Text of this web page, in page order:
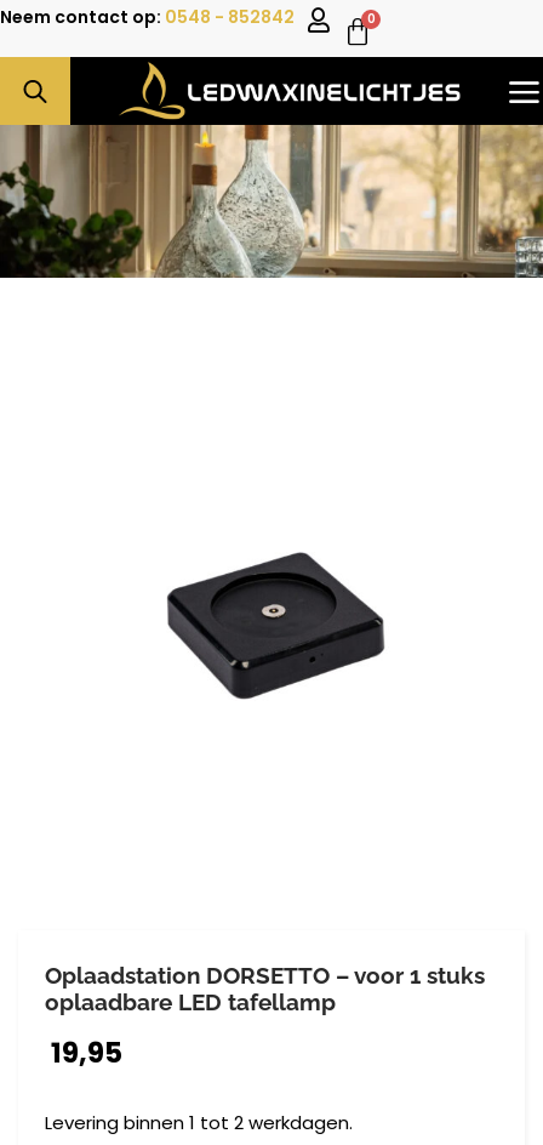
Neem contact op: 0548 - 852842 0
Oplaadstation DORSETTO – voor 1 stuks
oplaadbare LED tafellamp
19,95
Levering binnen 1 tot 2 werkdagen.